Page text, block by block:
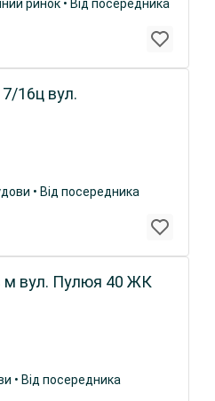
ринок • Від посередника
16ц вул.
• Від посередника
м вул. Пулюя 40 ЖК
• Від посередника